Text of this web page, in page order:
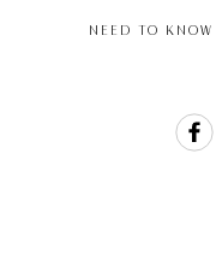
NEED TO KNOW